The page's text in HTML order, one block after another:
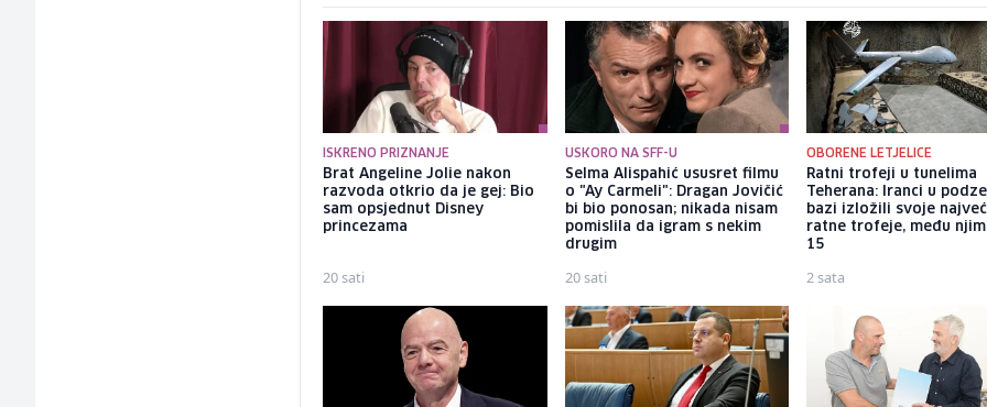
ISKRENO PRIZNANJE
Brat Angeline Jolie nakon
razvoda otkrio da je gej: Bio
sam opsjednut Disney
princezama
20 sati
USKORO NA SFF-U
Selma Alispahić ususret filmu
o "Ay Carmeli": Dragan Jovičić
bi bio ponosan; nikada nisam
pomislila da igram s nekim
drugim
20 sati
OBORENE LETJELICE
Ratni trofeji u tunelima
Teherana: Iranci u
bazi izložili svoje
ratne trofeje, među
15
2 sata